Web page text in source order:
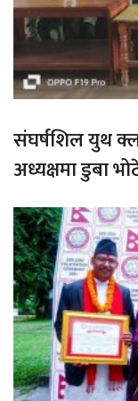
संघर्षशिल युथ
अध्यक्षमा डुबा